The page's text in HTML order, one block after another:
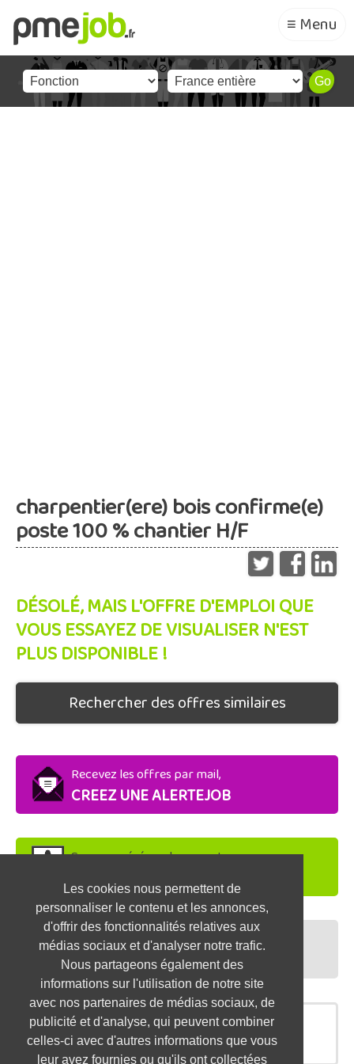
Les cookies nous permettent de
personnaliser le contenu et les annonces,
d'offrir des fonctionnalités relatives aux
médias sociaux et d'analyser notre trafic.
Nous partageons également des
informations sur l'utilisation de notre site
avec nos partenaires de médias sociaux, de
publicité et d'analyse, qui peuvent combiner
celles-ci avec d'autres informations que vous
leur avez fournies ou qu'ils ont collectées
≡ Menu
charpentier(ere) bois confirme(e)
poste 100 % chantier H/F
DÉSOLÉ, MAIS L'OFFRE D'EMPLOI QUE
VOUS ESSAYEZ DE VISUALISER N'EST
PLUS DISPONIBLE !
Rechercher des offres similaires
Recevez les offres par mail,
CREEZ UNE ALERTEJOB
Soyez repéré par les recruteurs,
DEPOSEZ VOTRE CV
Préparez vos entretiens,
TESTEZ-VOUS
OFFRES SIMILAIRES